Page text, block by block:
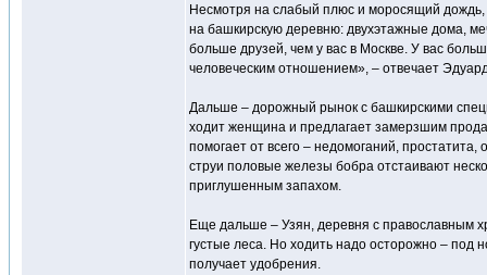
Несмотря на слабый плюс и моросящий
на башкирскую деревню: двухэтажные дома,
больше друзей, чем у вас в Москве. У вас
человеческим отношением», – отвечает
Дальше – дорожный рынок с башкирскими
ходит женщина и предлагает замерзшим
помогает от всего – недомоганий,
струи половые железы бобра отстаивают
приглушенным запахом.
Еще дальше – Узян, деревня с православным
густые леса. Но ходить надо осторожно – под
получает удобрения.